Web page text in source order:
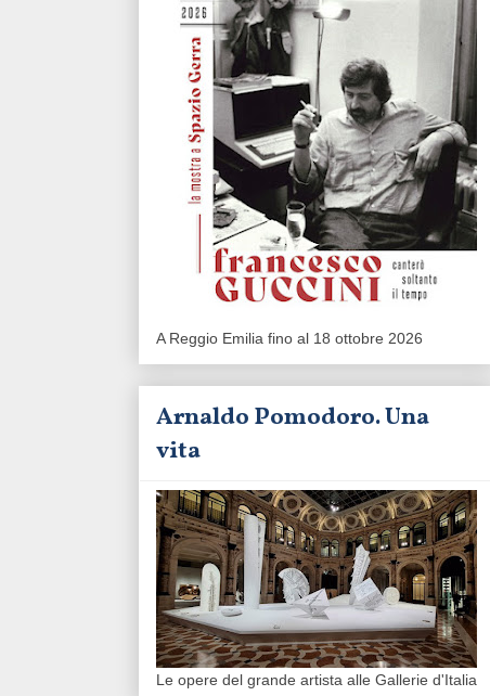
A Reggio Emilia fino al 18 ottobre 2026
Arnaldo Pomodoro. Una
vita
Le opere del grande artista alle Gallerie d'Italia